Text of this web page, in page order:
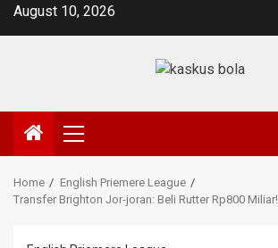
SkipAugust 10, 2026
Primary
Menu
Home
English Priemere League
Transfer Brighton Jor-joran: Beli Rutter Rp800 Miliar!